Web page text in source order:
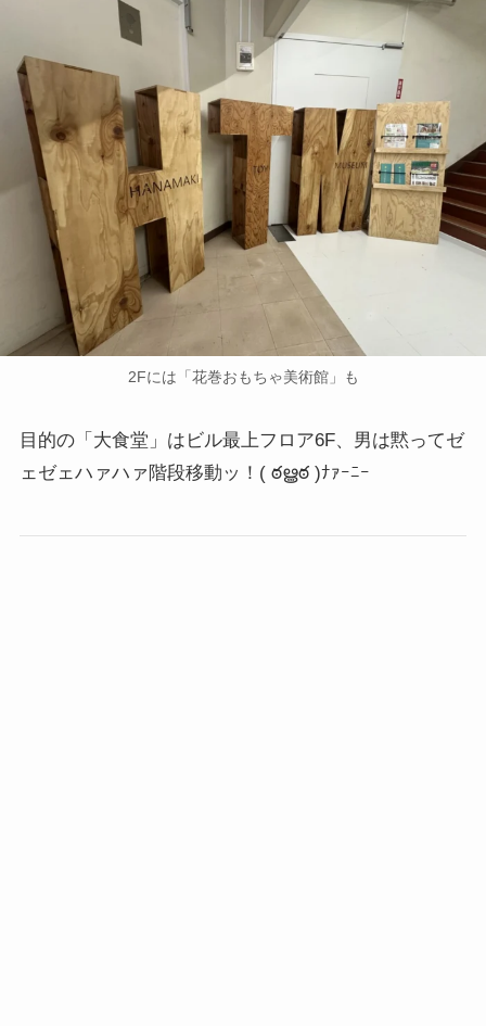
2Fには「花巻おもちゃ美術館」も
目的の「大食堂」はビル最上フロア6F、男は黙ってゼ
ェゼェハァハァ階段移動ッ！ ( ఠൠఠ )ﾅｧｰﾆｰ